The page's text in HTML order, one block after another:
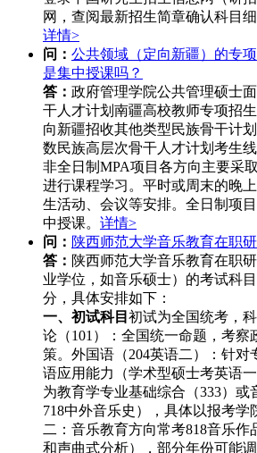
网，查阅最新招生简章确认科目细
详情>
问： 公共领域（定向新疆）的专
是集中授课吗？
答： 政府管理学院公共管理硕士
干人才计划南疆高校教师专项招
向新疆招收其他类型民族骨干计
数民族高层次骨干人才计划考生
非全日制MPA项目各方向主要采
进行课程学习。平时或周末的晚
生活动、会议等安排。全日制项
中授课。 详情>
问： 陕西师范大学音乐教育在职
答： 陕西师范大学音乐教育在职
业学位，如音乐硕士）的考试科
分，具体安排如下：
一、初试科目 初试为全国统考，
论（101）‌：全国统一命题，考察
策。外国语（204英语二）‌：针对
语应用能力（学术型硕士考英语
为‌教育学专业基础综合（333）‌或‌
718中外音乐史），具体以报考学
二‌：音乐教育方向常考‌818音乐作
和声曲式分析），部分年份可能